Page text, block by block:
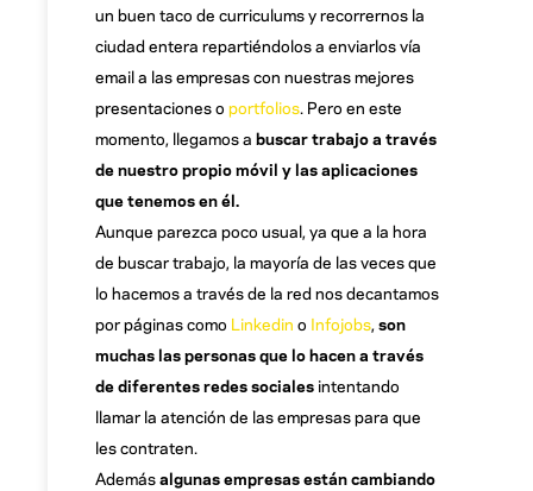
un buen taco de curriculums y recorrernos la
ciudad entera repartiéndolos a enviarlos vía
email a las empresas con nuestras mejores
presentaciones o portfolios. Pero en este
momento, llegamos a buscar trabajo a través
de nuestro propio móvil y las aplicaciones
que tenemos en él.
Aunque parezca poco usual, ya que a la hora
de buscar trabajo, la mayoría de las veces que
lo hacemos a través de la red nos decantamos
por páginas como Linkedin o Infojobs,son
muchas las personas que lo hacen a través
de diferentes redes sociales intentando
llamar la atención de las empresas para que
les contraten.
Ademásalgunas empresas están cambiando